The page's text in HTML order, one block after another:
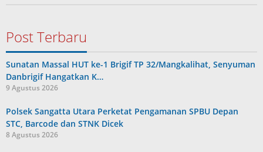
Post Terbaru
Sunatan Massal HUT ke-1 Brigif TP 32/Mangkalihat, Senyuman
Danbrigif Hangatkan K…
9 Agustus 2026
Polsek Sangatta Utara Perketat Pengamanan SPBU Depan
STC, Barcode dan STNK Dicek
8 Agustus 2026